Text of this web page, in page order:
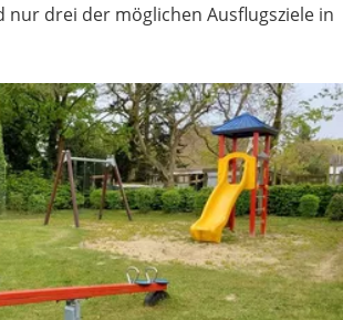
nur drei der möglichen Ausflugsziele in